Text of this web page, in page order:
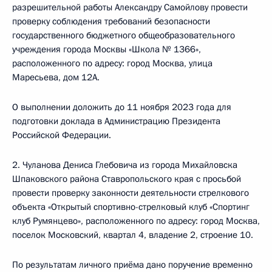
разрешительной работы Александру Самойлову провести
проверку соблюдения требований безопасности
государственного бюджетного общеобразовательного
учреждения города Москвы «Школа № 1366»,
расположенного по адресу: город Москва, улица
Маресьева, дом 12А.
О выполнении доложить до 11 ноября 2023 года для
подготовки доклада в Администрацию Президента
Российской Федерации.
2. Чуланова Дениса Глебовича из города Михайловска
Шпаковского района Ставропольского края с просьбой
провести проверку законности деятельности стрелкового
объекта «Открытый спортивно-стрелковый клуб «Спортинг
клуб Румянцево», расположенного по адресу: город Москва,
поселок Московский, квартал 4, владение 2, строение 10.
По результатам личного приёма дано поручение временно